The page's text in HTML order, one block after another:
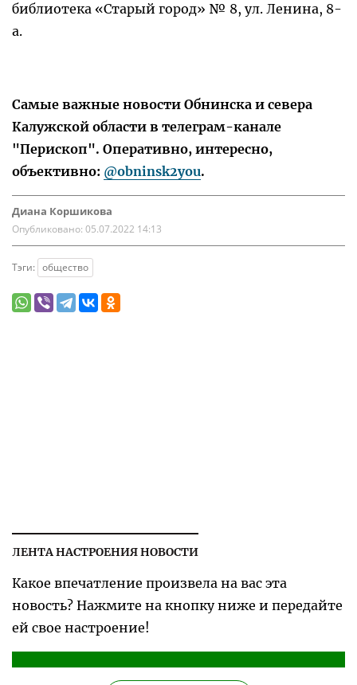
библиотека «Старый город» № 8, ул. Ленина, 8-
а.
Самые важные новости Обнинска и севера
Калужской области в телеграм-канале
"Перископ". Оперативно, интересно,
объективно: @obninsk2you.
Диана Коршикова
Опубликовано: 05.07.2022 14:13
Тэги: общество
ЛЕНТА НАСТРОЕНИЯ НОВОСТИ
Какое впечатление произвела на вас эта
новость? Нажмите на кнопку ниже и передайте
ей свое настроение!